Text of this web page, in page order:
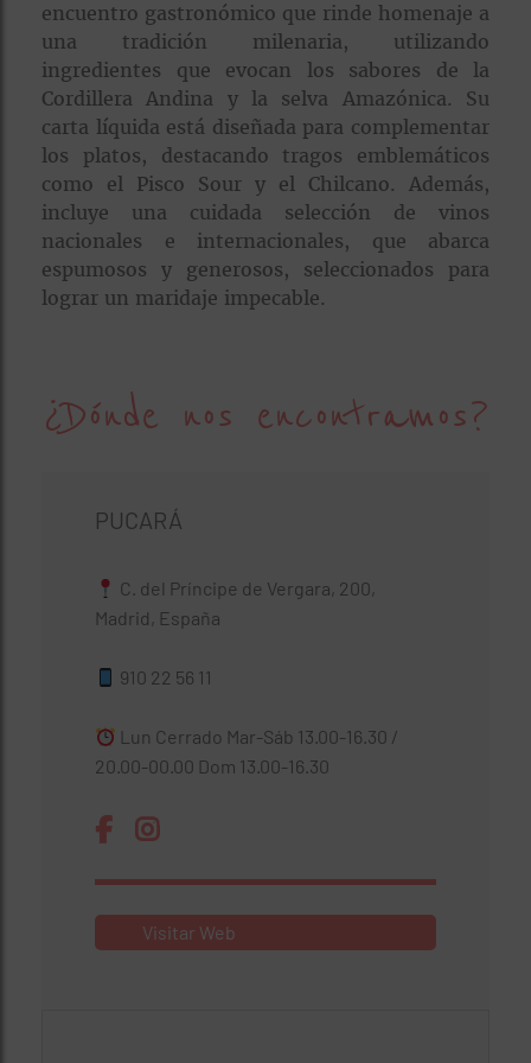
encuentro gastronómico que rinde homenaje a
una tradición milenaria, utilizando
ingredientes que evocan los sabores de la
Cordillera Andina y la selva Amazónica. Su
carta líquida está diseñada para complementar
los platos, destacando tragos emblemáticos
como el Pisco Sour y el Chilcano. Además,
incluye una cuidada selección de vinos
nacionales e internacionales, que abarca
espumosos y generosos, seleccionados para
lograr un maridaje impecable.
¿Dónde nos encontramos?
PUCARÁ
C. del Príncipe de Vergara, 200,
Madrid, España
910 22 56 11
Lun Cerrado Mar-Sáb 13.00-16.30 /
20.00-00.00 Dom 13.00-16.30
Visitar Web